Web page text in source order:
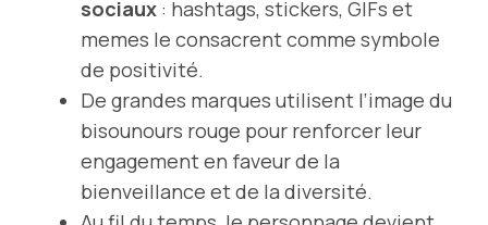
sociaux : hashtags, stickers, GIFs et
memes le consacrent comme symbole
de positivité.
De grandes marques utilisent l’image du
bisounours rouge pour renforcer leur
engagement en faveur de la
bienveillance et de la diversité.